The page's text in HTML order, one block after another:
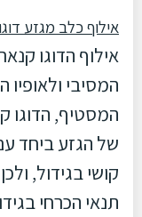
אילוף כלב מגזע דוגו
אילוף הדוגו
המסיבי ולאופיו
המסטיף, הדוגו
של הגזע ביחד
קושי בגידול,
תנאי הכרחי